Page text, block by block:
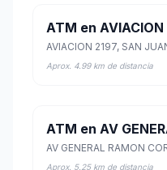
ATM en AVIACION
Aprox. 4.99 km de distancia
Aprox. 5.25 km de distancia